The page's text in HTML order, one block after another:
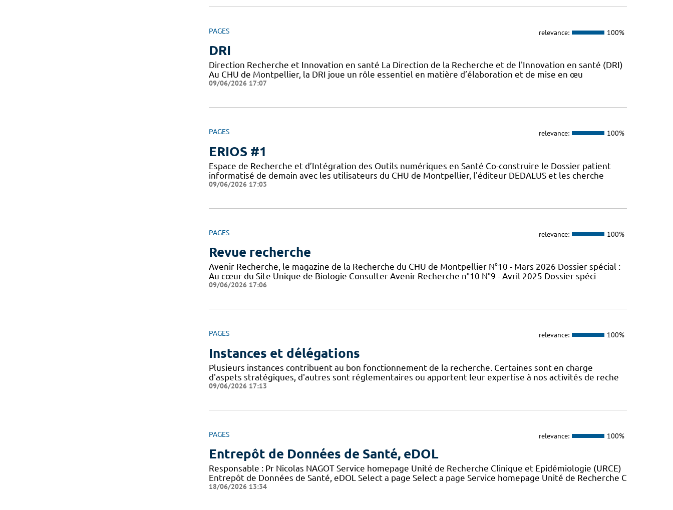
PAGES relevance: 100%
DRI
Direction Recherche et Innovation en santé La Direction de la Recherche et de l'Innovation en santé (DRI)
Au CHU de Montpellier, la DRI joue un rôle essentiel en matière d’élaboration et de mise en œu
09/06/2026 17:07
PAGES relevance: 100%
ERIOS #1
Espace de Recherche et d’Intégration des Outils numériques en Santé Co-construire le Dossier patient
informatisé de demain avec les utilisateurs du CHU de Montpellier, l'éditeur DEDALUS et les cherche
09/06/2026 17:03
PAGES relevance: 100%
Revue recherche
Avenir Recherche, le magazine de la Recherche du CHU de Montpellier N°10 - Mars 2026 Dossier spécial :
Au cœur du Site Unique de Biologie Consulter Avenir Recherche n°10 N°9 - Avril 2025 Dossier spéci
09/06/2026 17:06
PAGES relevance: 100%
Instances et délégations
Plusieurs instances contribuent au bon fonctionnement de la recherche. Certaines sont en charge
d'aspets stratégiques, d'autres sont réglementaires ou apportent leur expertise à nos activités de reche
09/06/2026 17:13
PAGES relevance: 100%
Entrepôt de Données de Santé, eDOL
Responsable : Pr Nicolas NAGOT Service homepage Unité de Recherche Clinique et Epidémiologie (URCE)
Entrepôt de Données de Santé, eDOL Select a page Select a page Service homepage Unité de Recherche C
18/06/2026 13:34